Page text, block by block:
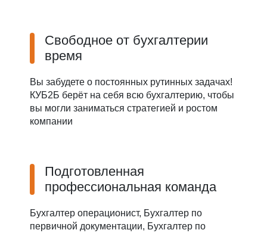
Свободное от бухгалтерии
время
Вы забудете о постоянных рутинных задачах!
КУБ2Б берёт на себя всю бухгалтерию, чтобы
вы могли заниматься стратегией и ростом
компании
Подготовленная
профессиональная команда
Бухгалтер операционист, Бухгалтер по
первичной документации, Бухгалтер по